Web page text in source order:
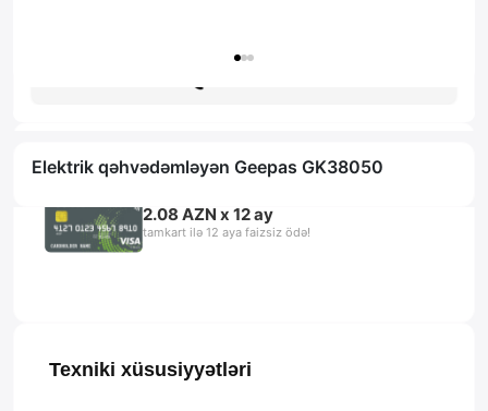
Elektrik qəhvədəmləyən Geepas GK38050
2.08 AZN x 12 ay
tamkart ilə 12 aya faizsiz ödə!
Texniki xüsusiyyətləri